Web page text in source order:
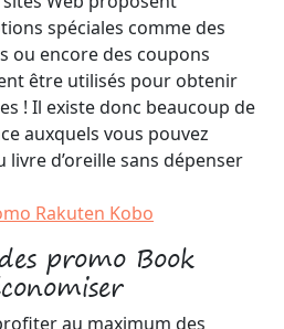
spéciales comme des
ou encore des coupons
être utilisés pour obtenir
! Il existe donc beaucoup de
auxquels vous pouvez
d’oreille sans dépenser
Rakuten Kobo
promo Book
au maximum des